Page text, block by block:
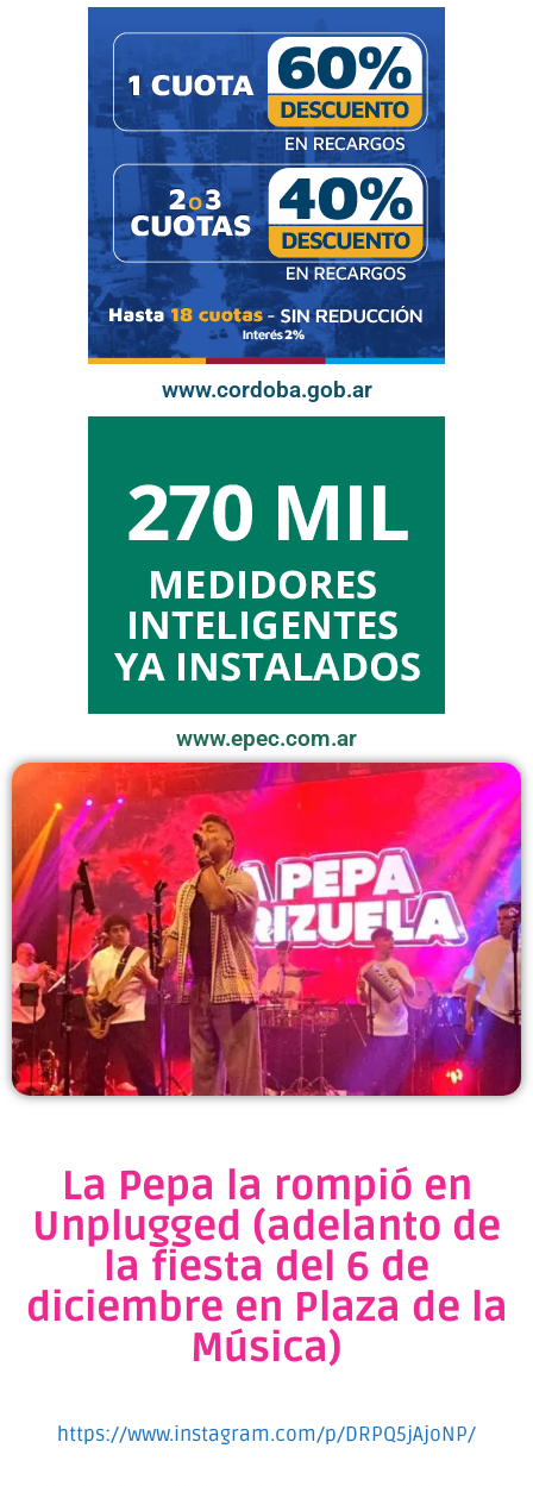
www.cordoba.gob.ar
www.epec.com.ar
La Pepa la rompió en
Unplugged (adelanto de
la fiesta del 6 de
diciembre en Plaza de la
Música)
https://www.instagram.com/p/DRPQ5jAjoNP/